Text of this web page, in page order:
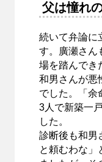
父は憧れ
続いて弁論に
す。廣瀬さん
場を踏んでき
和男さんが悪
でした。「余
3人で新築一
した。
診断後も和男
と頼むわな」